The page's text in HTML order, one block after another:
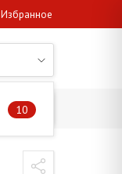
Избранное
10